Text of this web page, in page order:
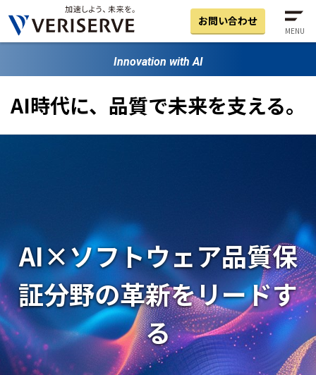
お問い合わせ
MENU
Innovation with AI
AI時代に、品質で未来を支える。
AI×ソフトウェア品質保
証分野の革新をリードす
る